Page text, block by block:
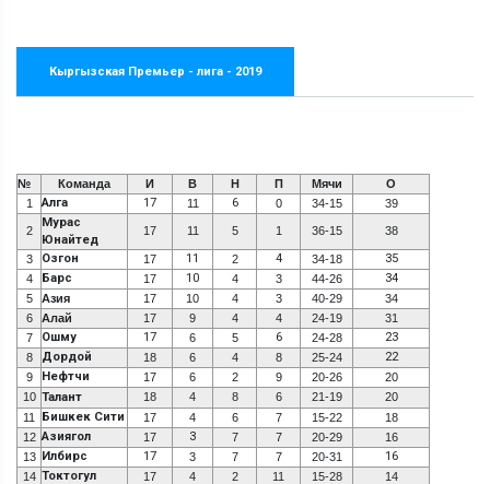
Кыргызская Премьер - лига - 2019
№ Команда И В Н П Мячи
О
1
Алга 17 11 6 0 34-15 39
2
Мурас
Юнайтед
17 11 5 1 36-15 38
3 Озгон 17 11 2 4 34-18 35
4 Барс 17 10 4 3 44-26 34
5 Азия 17 10 4 3 40-29
34
6
Алай 17 9 4 4 24-19
31
7
Ошму 17 6 5 6 24-28 23
8 Дордой 18 6 4 8 25-24 22
9 Нефтчи 17 6 2 9 20-26
20
10 Талант 18 4 8 6 21-19
20
11
Бишкек Сити 17 4 6 7 15-22
18
12 Азиягол 17 3 7 7 20-29
16
13 Илбирс 17 3 7 7 20-31 16
14 Токтогул 17 4 2 11 15-28
14